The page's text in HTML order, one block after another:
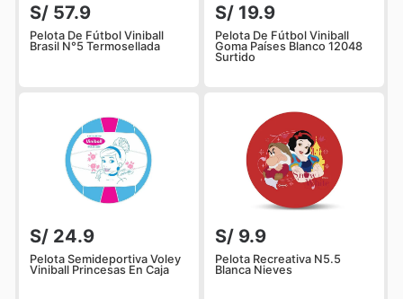
S/ 57.9
Pelota De Fútbol Viniball
Brasil N°5 Termosellada
S/ 19.9
Pelota De Fútbol Viniball
Goma Países Blanco 12048
Surtido
S/ 24.9
Pelota Semideportiva Voley
Viniball Princesas En Caja
S/ 9.9
Pelota Recreativa N5.5
Blanca Nieves